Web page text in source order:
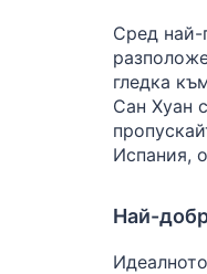
Сред най-
гледка
Сан Хуан
Испания,
Най-